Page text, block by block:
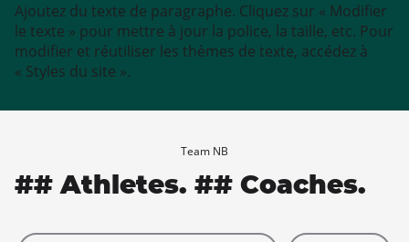
Ajoutez du texte de paragraphe. Cliquez sur « Modifier
le texte » pour mettre à jour la police, la taille, etc. Pour
modifier et réutiliser les thèmes de texte, accédez à
« Styles du site ».
Team NB
## Athletes. ## Coaches.